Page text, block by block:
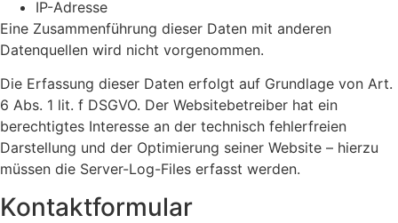
IP-Adresse
Eine Zusammenführung dieser Daten mit anderen
Datenquellen wird nicht vorgenommen.
Die Erfassung dieser Daten erfolgt auf Grundlage von Art.
6 Abs. 1 lit. f DSGVO. Der Websitebetreiber hat ein
berechtigtes Interesse an der technisch fehlerfreien
Darstellung und der Optimierung seiner Website – hierzu
müssen die Server-Log-Files erfasst werden.
Kontaktformular